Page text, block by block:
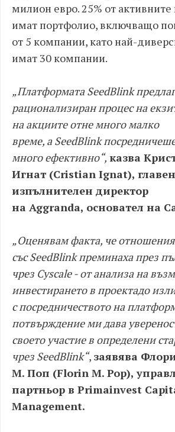
милион евро. 25% от
имат портфолио, включващо
от 5 компании, като най-
имат 30 компании.
„ПлатформатаSeedBlink
рационализиран процес на
на акциите отне много малко
време, аSeedBlink
много ефективно“, казва
Игнат (Cristian Ignat), главен
изпълнителен директор
на Aggranda, основател на
„Оценявам факта, че
съсSeedBlinkпреминаха през
чрез Cyscale -от анализа на
инвестирането в проектадо
с посредничеството на
потвърждение ми дава
своето участие в определени
чрез SeedBlink“, заявява
М. Поп (Florin M. Pop),
партньор в Primainvest
Management.